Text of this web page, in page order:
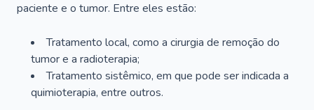
paciente e o tumor. Entre eles estão:
Tratamento local, como a cirurgia de remoção do
tumor e a radioterapia;
Tratamento sistêmico, em que pode ser indicada a
quimioterapia, entre outros.